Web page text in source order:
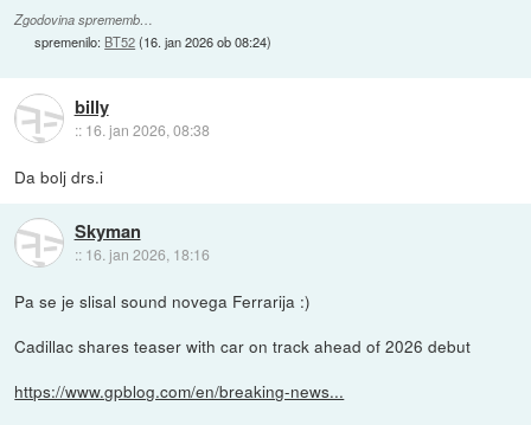
Zgodovina sprememb…
spremenilo: BT52(16. jan 2026 ob 08:24)
billy
:: 16. jan 2026, 08:38
Da bolj drs.i
Skyman
:: 16. jan 2026, 18:16
Pa se je slisal sound novega Ferrarija :)
Cadillac shares teaser with car on track ahead of 2026 debut
https://www.gpblog.com/en/breaking-news...